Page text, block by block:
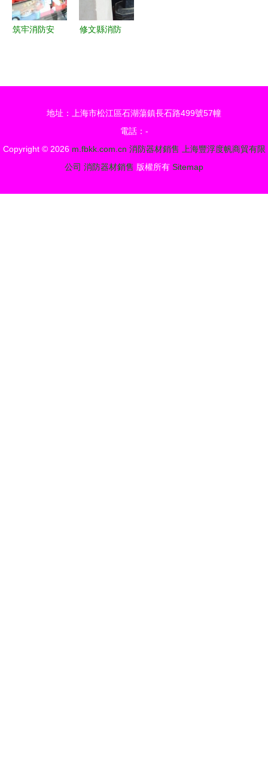
消防器材銷
售解析
筑牢消防安
修文縣消防
檢查，筑牢
線
地址：上海市松江區石湖蕩鎮長石路499號57幢
電話：-
Copyright © 2026 m.fbkk.com.cn 消防器材銷售
上海豐浮度帆商貿有限
公司 消防器材銷售 版權所有 Sitemap